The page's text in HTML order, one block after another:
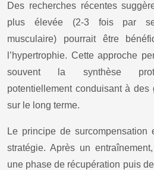
Des recherches récentes
plus élevée (2-3 fois par
musculaire) pourrait être
l’hypertrophie. Cette approche
souvent la synthèse
potentiellement conduisant à des
sur le long terme.
Le principe de
stratégie. Après un
une phase de récupération puis